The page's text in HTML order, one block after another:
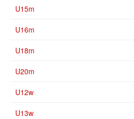
U15m
U16m
U18m
U20m
U12w
U13w